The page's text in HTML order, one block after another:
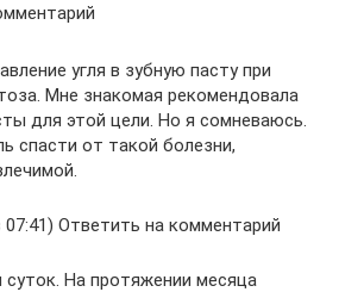
угля в зубную пасту при
Мне знакомая рекомендовала
для этой цели. Но я сомневаюсь.
спасти от такой болезни,
07:41) Ответить на комментарий
На протяжении месяца